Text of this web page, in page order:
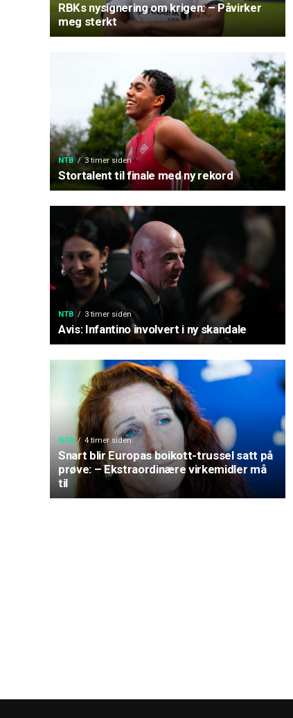
RBKs nysignering om krigen: – Påvirker
meg sterkt
NTB 3 timer siden
Stortalent til finale med ny rekord
NTB 3 timer siden
Avis: Infantino involvert i ny skandale
NTB 4 timer siden
Snart blir Europas boikott-trussel satt på
prøve: – Ekstraordinære virkemidler må
til